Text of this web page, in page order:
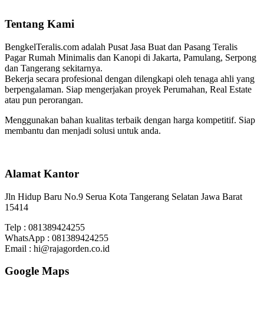
Tentang Kami
BengkelTeralis.com adalah Pusat Jasa Buat dan Pasang Teralis
Pagar Rumah Minimalis dan Kanopi di Jakarta, Pamulang, Serpong
dan Tangerang sekitarnya.
Bekerja secara profesional dengan dilengkapi oleh tenaga ahli yang
berpengalaman. Siap mengerjakan proyek Perumahan, Real Estate
atau pun perorangan.
Menggunakan bahan kualitas terbaik dengan harga kompetitif. Siap
membantu dan menjadi solusi untuk anda.
Alamat Kantor
Jln Hidup Baru No.9 Serua Kota Tangerang Selatan Jawa Barat
15414
Telp : 081389424255
WhatsApp : 081389424255
Email : hi@rajagorden.co.id
Google Maps